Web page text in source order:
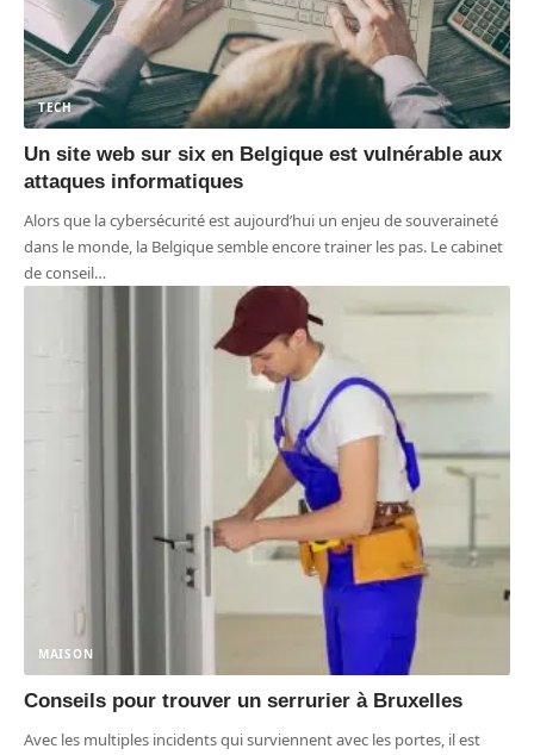
TECH
Un site web sur six en Belgique est vulnérable aux
attaques informatiques
Alors que la cybersécurité est aujourd’hui un enjeu de souveraineté
dans le monde, la Belgique semble encore trainer les pas. Le cabinet
de conseil…
MAISON
Conseils pour trouver un serrurier à Bruxelles
Avec les multiples incidents qui surviennent avec les portes, il est